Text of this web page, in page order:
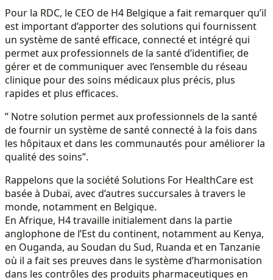
Pour la RDC, le CEO de H4 Belgique a fait remarquer qu’il
est important d’apporter des solutions qui fournissent
un système de santé efficace, connecté et intégré qui
permet aux professionnels de la santé d’identifier, de
gérer et de communiquer avec l’ensemble du réseau
clinique pour des soins médicaux plus précis, plus
rapides et plus efficaces.
” Notre solution permet aux professionnels de la santé
de fournir un système de santé connecté à la fois dans
les hôpitaux et dans les communautés pour améliorer la
qualité des soins”.
Rappelons que la société Solutions For HealthCare est
basée à Dubaï, avec d’autres succursales à travers le
monde, notamment en Belgique.
En Afrique, H4 travaille initialement dans la partie
anglophone de l’Est du continent, notamment au Kenya,
en Ouganda, au Soudan du Sud, Ruanda et en Tanzanie
où il a fait ses preuves dans le système d’harmonisation
dans les contrôles des produits pharmaceutiques en